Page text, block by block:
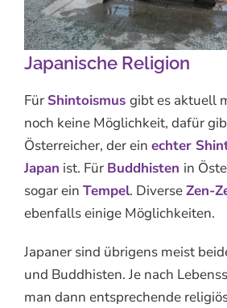
Japanische Religion
Für Shintoismus gibt es aktuell
noch keine Möglichkeit, dafür
Österreicher, der ein echter
Japan ist. Für Buddhisten in
sogar ein Tempel. DiverseZen-
ebenfalls einige Möglichkeiten.
Japaner sind übrigens meist
und Buddhisten. Je nach
man dann entsprechende